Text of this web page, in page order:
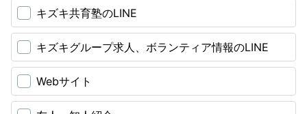
キズキ共育塾のLINE
キズキグループ求人、ボランティア情報のLINE
Webサイト